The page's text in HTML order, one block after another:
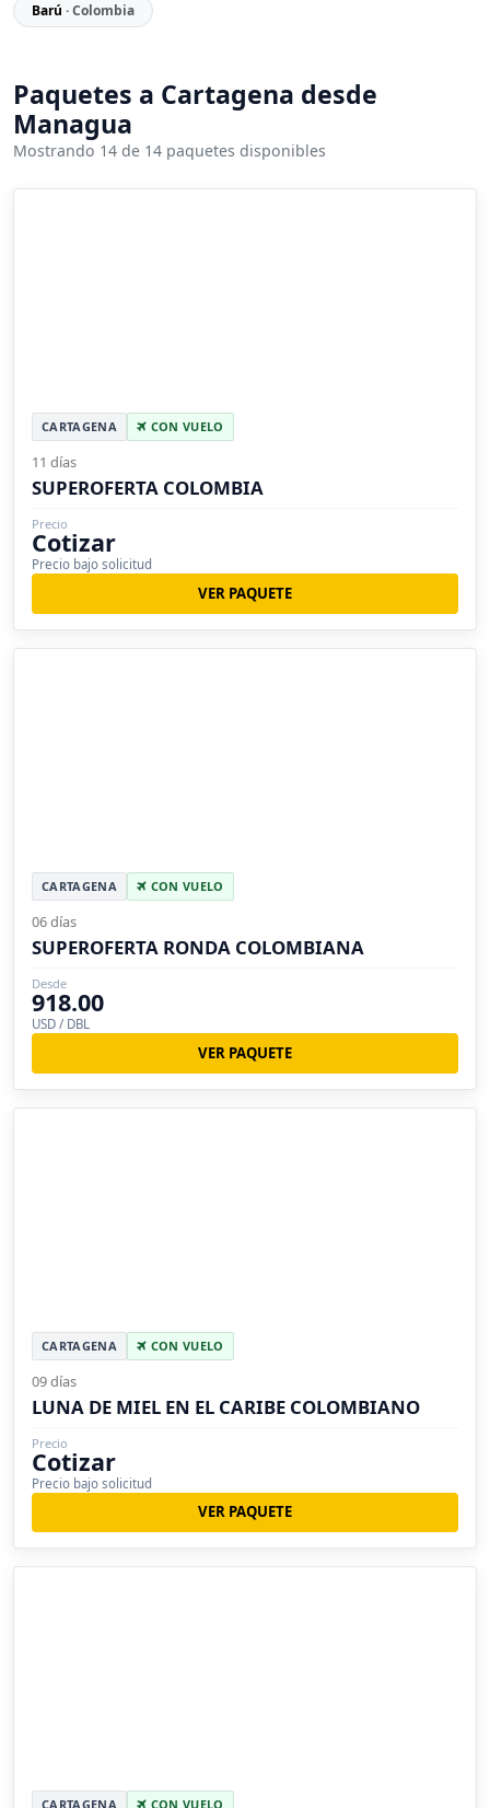
Barú · Colombia
Paquetes a Cartagena desde
Managua
Mostrando 14 de 14 paquetes disponibles
CARTAGENA CON VUELO
11 días
SUPEROFERTA COLOMBIA
Precio
Cotizar
Precio bajo solicitud
VER PAQUETE
CARTAGENA CON VUELO
06 días
SUPEROFERTA RONDA COLOMBIANA
Desde
918.00
USD / DBL
VER PAQUETE
CARTAGENA CON VUELO
09 días
LUNA DE MIEL EN EL CARIBE COLOMBIANO
Precio
Cotizar
Precio bajo solicitud
VER PAQUETE
CARTAGENA CON VUELO